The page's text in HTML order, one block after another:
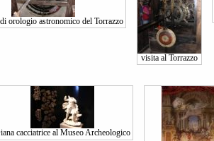
orologio astronomico del Torrazzo
visita al Torrazzo
cacciatrice al Museo Archeologico